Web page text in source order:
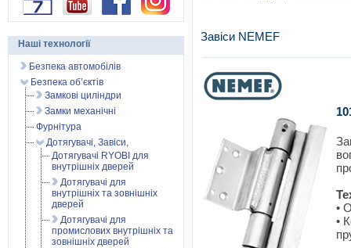
Завіси NEMEF
•
•
Наші технології
Безпека автомобілів
Безпека об’єктів
Замкові циліндри
Замки механічні
Фурнітура
Дотягувачі, Завіси,
Дотягувачі RYOBI для
внутрішніх дверей
Дотягувачі для
внутрішніх та зовнішніх
дверей
Дотягувачі для
промислових внутрішніх та
зовнішніх дверей